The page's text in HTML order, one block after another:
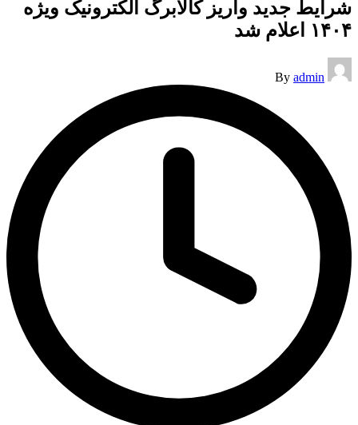
شرایط جدید واریز کالابرگ الکترونیک ویژه
۱۴۰۴ اعلام شد
Posted
by
By admin